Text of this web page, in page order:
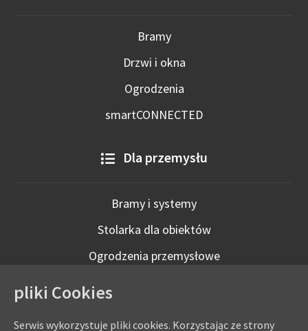
Bramy
Drzwi i okna
Ogrodzenia
smartCONNECTED
Dla przemysłu
Bramy i systemy
Stolarka dla obiektów
Ogrodzenia przemysłowe
pliki Cookies
Serwis wykorzystuje pliki cookies. Korzystając ze strony